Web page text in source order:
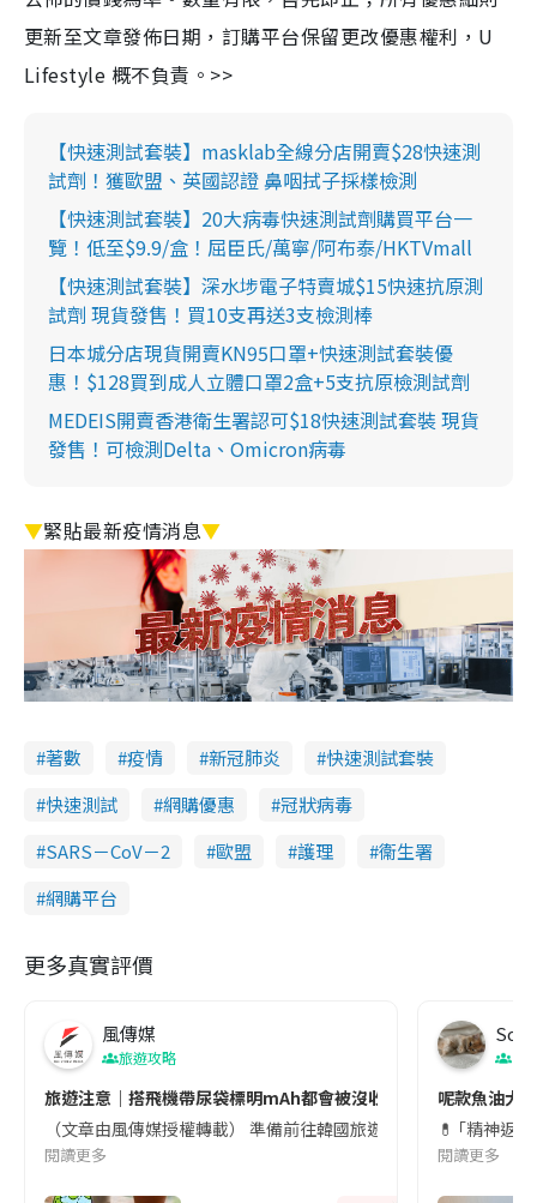
更新至文章發佈日期，訂購平台保留更改優惠權利，U
Lifestyle 概不負責。>>
【快速測試套裝】masklab全線分店開賣$28快速測
試劑！獲歐盟、英國認證 鼻咽拭子採樣檢測
【快速測試套裝】20大病毒快速測試劑購買平台一
覽！低至$9.9/盒！屈臣氏/萬寧/阿布泰/HKTVmall
【快速測試套裝】深水埗電子特賣城$15快速抗原測
試劑 現貨發售！買10支再送3支檢測棒
日本城分店現貨開賣KN95口罩+快速測試套裝優
惠！$128買到成人立體口罩2盒+5支抗原檢測試劑
MEDEIS開賣香港衛生署認可$18快速測試套裝 現貨
發售！可檢測Delta、Omicron病毒
▼緊貼最新疫情消息▼
著數 疫情 新冠肺炎
快速測試套裝
快速測試
網購優惠
冠狀病毒
SARS－CoV－2
歐盟 護理
衞生署
網購平台
更多真實評價
風傳媒
旅遊攻略
旅遊注意｜搭飛機帶尿袋標明mAh都會被沒收😱出發前切記檢查
（文章由風傳媒授權轉載） 準備前往韓國旅遊的民眾，近期要
閱讀更多
Soul
呢款魚油大
💊 ｢精神返
閱讀更多